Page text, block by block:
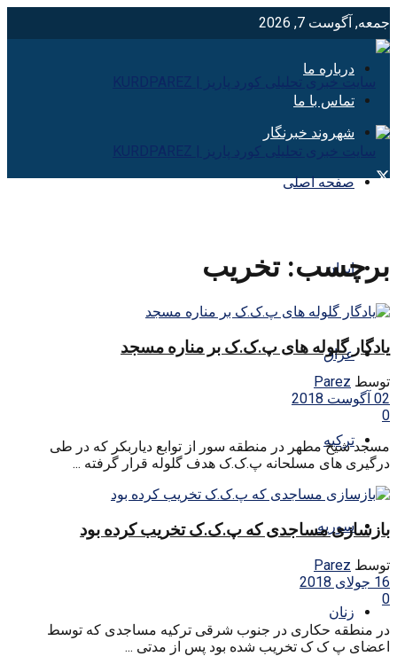
جمعه, آگوست 7, 2026
درباره ما
تماس با ما
شهروند خبرنگار
صفحه اصلی
ایران
عراق
ترکیه
سوریه
زنان
برچسب:تخريب
یادگار گلوله های پ.ک.ک بر مناره مسجد
توسط Parez
02 آگوست 2018
0
مسجد شیخ مطهر در منطقه سور از توابع دیاربکر که در طی
درگیری های مسلحانه پ.ک.ک هدف گلوله قرار گرفته ...
بازسازی مساجدی که پ.ک.ک تخریب کرده بود
توسط Parez
16 جولای 2018
0
در منطقه حکاری در جنوب شرقی ترکیه مساجدی که توسط
اعضای پ ک ک تخریب شده بود پس از مدتی ...